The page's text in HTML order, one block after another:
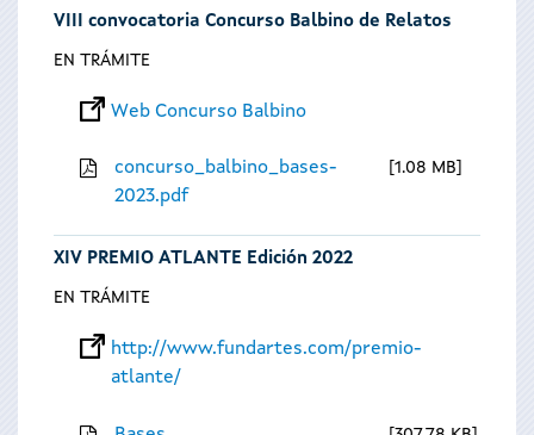
VIII convocatoria Concurso Balbino de Relatos
EN TRÁMITE
Web Concurso Balbino
concurso_balbino_bases-
2023.pdf
1.08 MB
XIV PREMIO ATLANTE Edición 2022
EN TRÁMITE
http://www.fundartes.com/premio-
atlante/